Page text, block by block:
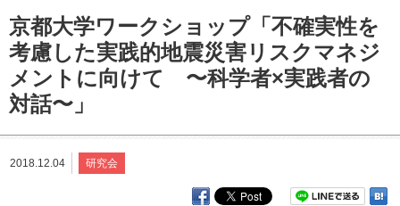
京都大学ワークショップ「不確実性を
考慮した実践的地震災害リスクマネジ
メントに向けて 〜科学者×実践者の
対話〜」
2018.12.04 研究会